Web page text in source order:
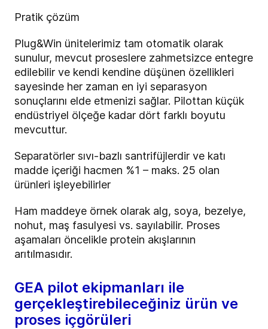
Pratik çözüm
Plug&Win ünitelerimiz tam otomatik olarak
sunulur, mevcut proseslere zahmetsizce entegre
edilebilir ve kendi kendine düşünen özellikleri
sayesinde her zaman en iyi separasyon
sonuçlarını elde etmenizi sağlar. Pilottan küçük
endüstriyel ölçeğe kadar dört farklı boyutu
mevcuttur.
Separatörler sıvı-bazlı santrifüjlerdir ve katı
madde içeriği hacmen %1 – maks. 25 olan
ürünleri işleyebilirler
Ham maddeye örnek olarak alg, soya, bezelye,
nohut, maş fasulyesi vs. sayılabilir. Proses
aşamaları öncelikle protein akışlarının
arıtılmasıdır.
GEA pilot ekipmanları ile
gerçekleştirebileceğiniz ürün ve
proses içgörüleri